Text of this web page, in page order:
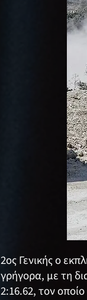
2ος Γενικής ο
γρήγορα, με τη
2:16.62, τον